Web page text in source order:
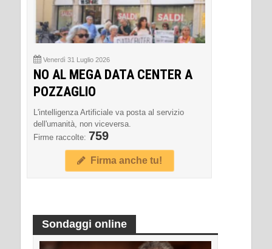
Venerdì 31 Luglio 2026
NO AL MEGA DATA CENTER A
POZZAGLIO
L'intelligenza Artificiale va posta al servizio
dell'umanità, non viceversa.
Firme raccolte: 759
Firma anche tu!
Sondaggi online